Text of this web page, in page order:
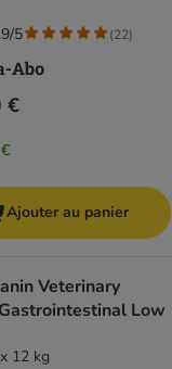
€
5 (22)
Ajouter au panier
Veterinary
Low
12 kg